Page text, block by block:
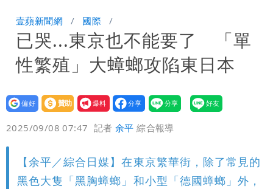
家-1」 9歲兒捲入海裡消失了
買BNT遭詐10億元 王尚智疑「慈濟決
策高層牽涉其中」才不提告
「我是台灣人」胸章竟是中國製
Cheap：愛台灣只是發財的口號
壹蘋新聞網 國際
已哭...東京也不能要了 「單
性繁殖」大蟑螂攻陷東日本
設為
贊助
我要
爆料
2025/09/08 07:47 記者余平 綜合報導
【余平／綜合日媒】在東京繁華街，除了常見的
黑色大隻「黑胸蟑螂」和小型「德國蟑螂」外，